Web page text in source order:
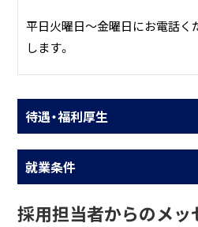
平日火曜日～金曜日にお電話く
します。
待遇・福利厚生
就業条件
採用担当者からのメッ